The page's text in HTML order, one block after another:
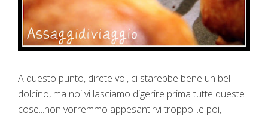
A questo punto, direte voi, ci starebbe bene un bel
dolcino, ma noi vi lasciamo digerire prima tutte queste
cose...non vorremmo appesantirvi troppo...e poi,